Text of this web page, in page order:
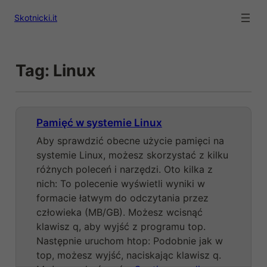
Przejdź
do
Skotnicki.it
Tag: Linux
Pamięć w systemie Linux
Aby sprawdzić obecne użycie pamięci na
systemie Linux, możesz skorzystać z kilku
różnych poleceń i narzędzi. Oto kilka z
nich: To polecenie wyświetli wyniki w
formacie łatwym do odczytania przez
człowieka (MB/GB). Możesz wcisnąć
klawisz q, aby wyjść z programu top.
Następnie uruchom htop: Podobnie jak w
top, możesz wyjść, naciskając klawisz q.